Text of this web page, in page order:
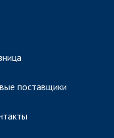
поставщики